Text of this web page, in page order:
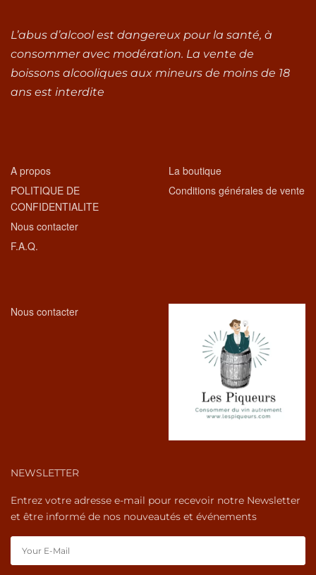
L’abus d’alcool est dangereux pour la santé, à
consommer avec modération. La vente de
boissons alcooliques aux mineurs de moins de 18
ans est interdite
A propos
POLITIQUE DE
CONFIDENTIALITE
Nous contacter
F.A.Q.
La boutique
Conditions générales de vente
Nous contacter
NEWSLETTER
Entrez votre adresse e-mail pour recevoir notre Newsletter
et être informé de nos nouveautés et événements